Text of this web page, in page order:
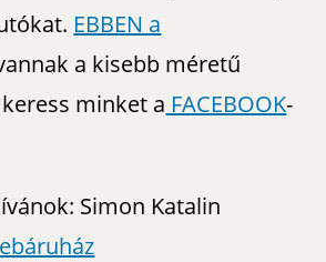
EBBEN a
a kisebb méretű
minket a FACEBOOK-
Simon Katalin